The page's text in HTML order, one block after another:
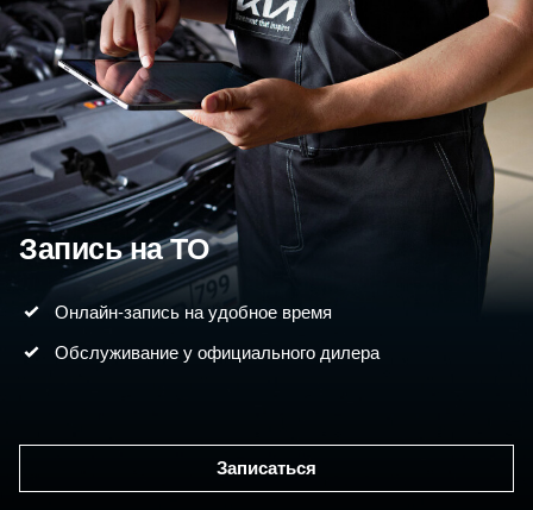
Запись на ТО
Онлайн-запись на удобное время
Обслуживание у официального дилера
Записаться